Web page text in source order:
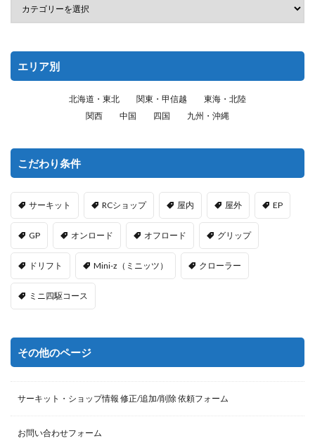
エリア別
北海道・東北 関東・甲信越
東海・北陸
関西
中国 四国 九州・沖縄
こだわり条件
サーキット RCショップ 屋内 屋外 EP
GP オンロード オフロード グリップ
ドリフト Mini-z（ミニッツ） クローラー
ミニ四駆コース
その他のページ
サーキット・ショップ情報 修正/追加/削除 依頼フォーム
お問い合わせフォーム